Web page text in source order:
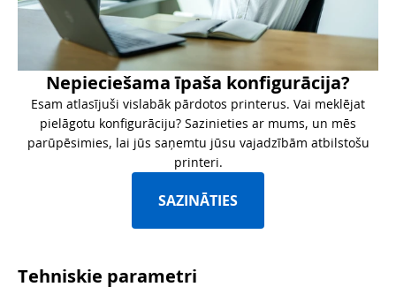
Nepieciešama īpaša konfigurācija?
Esam atlasījuši vislabāk pārdotos printerus. Vai meklējat
pielāgotu konfigurāciju? Sazinieties ar mums, un mēs
parūpēsimies, lai jūs saņemtu jūsu vajadzībām atbilstošu
printeri.
SAZINĀTIES
Tehniskie parametri